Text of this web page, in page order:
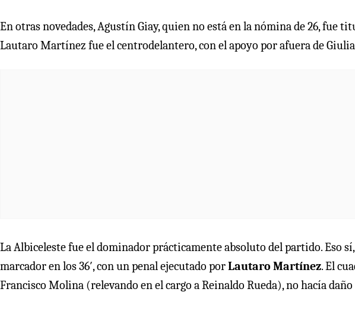
En otras novedades, Agustín Giay, quien no está en la nómina de 26, fue
Lautaro Martínez fue el centrodelantero, con el apoyo por afuera de
La Albiceleste fue el dominador prácticamente absoluto del partido. Eso
marcador en los 36′, con un penal ejecutado porLautaro Martínez. El
Francisco Molina (relevando en el cargo a Reinaldo Rueda), no hacía daño